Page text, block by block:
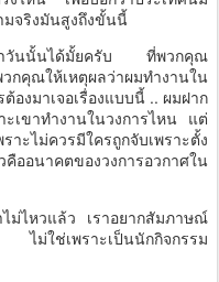
มจริงมันสูงถึงขั้นนี้
วันนั้นได้มั้ยครับ ที่พวกคุณ
ณให้เหตุผลว่าผมทำงานใน
องมาเจอเรื่องแบบนี้ .. ผมฝาก
เขาทำงานในวงการไหน แต่
ะไม่ควรมีใครถูกจับเพราะตั้ง
ออนาคตของวงการอวกาศใน
ไม่ไหวแล้ว เราอยากสัมภาษณ์
ไม่ใช่เพราะเป็นนักกิจกรรม